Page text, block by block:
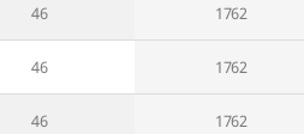
46 1762
46 1762
46 1762